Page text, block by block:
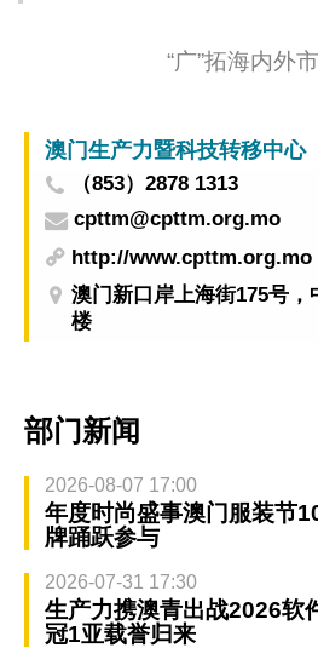
澳门生产力暨科技转移中心
（853）2878 1313
cpttm@cpttm.org.mo
http://www.cpttm.org.mo
澳门新口岸上海街175号，
楼
部门新闻
2026-08-07 17:00
年度时尚盛事澳门服装节
牌踊跃参与
2026-07-31 17:30
生产力携澳青出战2026软
冠1亚载誉归来